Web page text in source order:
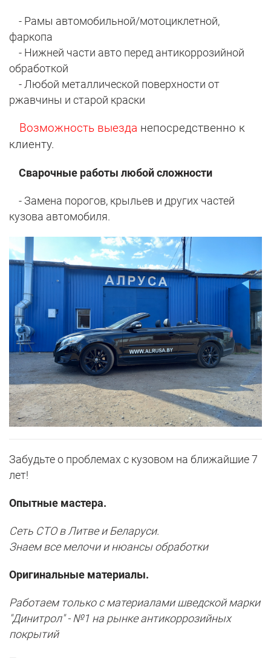
- Рамы автомобильной/мотоциклетной,
фаркопа
- Нижней части авто перед антикоррозийной
обработкой
- Любой металлической поверхности от
ржавчины и старой краски
Возможность выезда непосредственно к
клиенту.
Сварочные работы любой сложности
- Замена порогов, крыльев и других частей
кузова автомобиля.
Забудьте о проблемах с кузовом на ближайшие 7
лет!
Опытные мастера.
Сеть СТО в Литве и Беларуси.
Знаем все мелочи и нюансы обработки
Оригинальные материалы.
Работаем только с материалами шведской марки
"Динитрол" - №1 на рынке антикоррозийных
покрытий